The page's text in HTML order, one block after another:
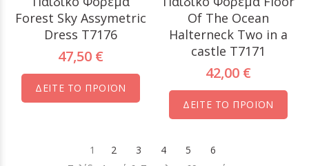
Forest Sky Assymetric
Dress T7176
47,50 €
ΔΕΙΤΕ ΤΟ ΠΡΟΪΟΝ
Of The Ocean
Halterneck Two in a
castle T7171
42,00 €
ΔΕΙΤΕ ΤΟ ΠΡΟΪΟΝ
1 2 3 4 5
6